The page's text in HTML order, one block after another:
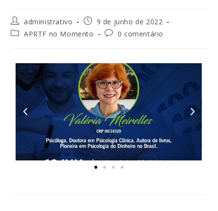
administrativo
9 de junho de 2022
APRTF no Momento
0 comentário